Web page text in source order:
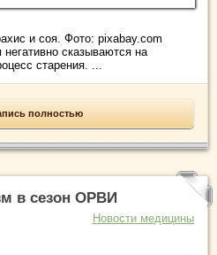
и соя. Фото: pixabay.com
сказываются на
старения. ...
полностью
в сезон ОРВИ
Новости медицины